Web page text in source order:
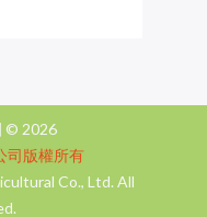
© 2026
司版權所有
Co., Ltd. All